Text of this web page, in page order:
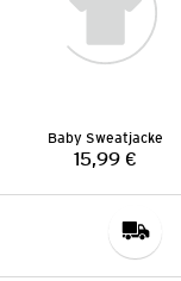
Baby Sweatjacke
Preis:
15,99 €